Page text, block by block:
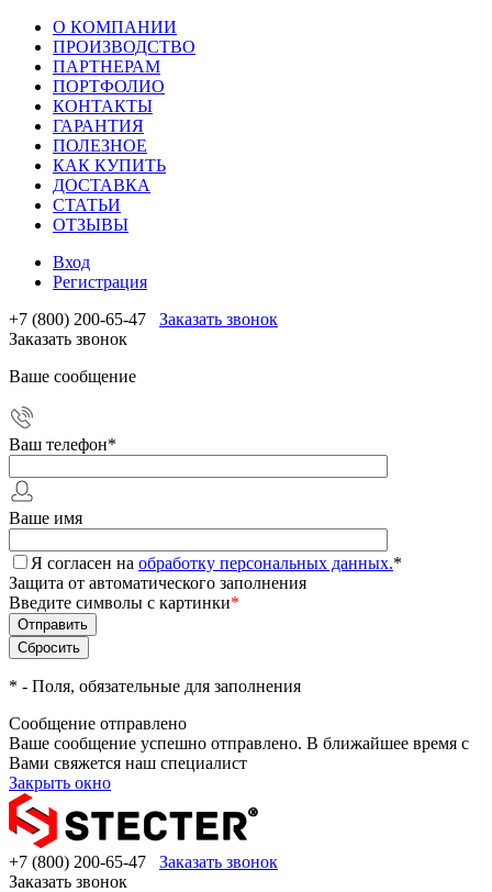
О КОМПАНИИ
ПРОИЗВОДСТВО
ПАРТНЕРАМ
ПОРТФОЛИО
КОНТАКТЫ
ГАРАНТИЯ
ПОЛЕЗНОЕ
КАК КУПИТЬ
ДОСТАВКА
СТАТЬИ
ОТЗЫВЫ
Вход
Регистрация
+7 (800) 200-65-47
Заказать звонок
Заказать звонок
Ваше сообщение
Ваш телефон*
Ваше имя
Я согласен на обработку персональных данных.*
Защита от автоматического заполнения
Введите символы с картинки*
* - Поля, обязательные для заполнения
Сообщение отправлено
Ваше сообщение успешно отправлено. В ближайшее время с
Вами свяжется наш специалист
Закрыть окно
+7 (800) 200-65-47
Заказать звонок
Заказать звонок